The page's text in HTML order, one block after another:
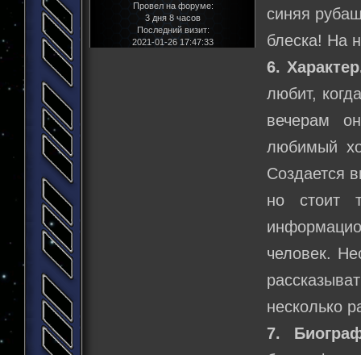
Провел на форуме:
3 дня 8 часов
Последний визит:
2021-01-26 17:47:33
синяя
блеска! На
6.
любит,
вечерам
любимый
Создается
но стоит
человек.
несколько
7.